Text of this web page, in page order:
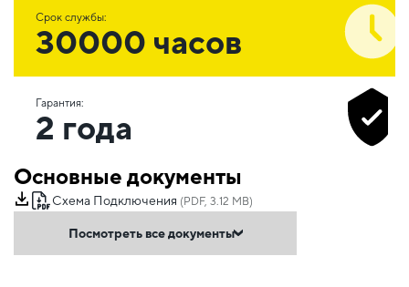
Срок службы:
30000 часов
Гарантия:
2 года
Основные документы
Схема Подключения (PDF, 3.12 MB)
Посмотреть все документы